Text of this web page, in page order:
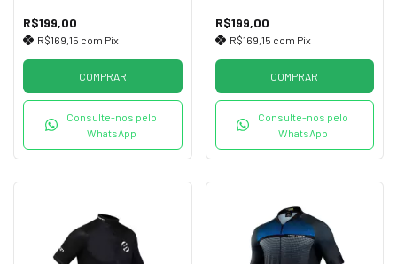
R$199,00
R$169,15 com Pix
COMPRAR
Consulte-nos pelo
WhatsApp
R$199,00
R$169,15 com Pix
COMPRAR
Consulte-nos pelo
WhatsApp